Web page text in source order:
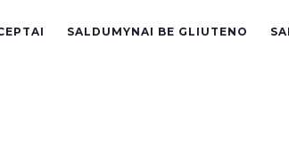
SALDUMYNAI BE GLIUTENO